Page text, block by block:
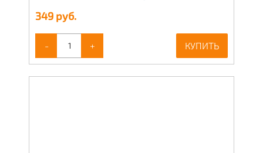
349 руб.
- + КУПИТЬ